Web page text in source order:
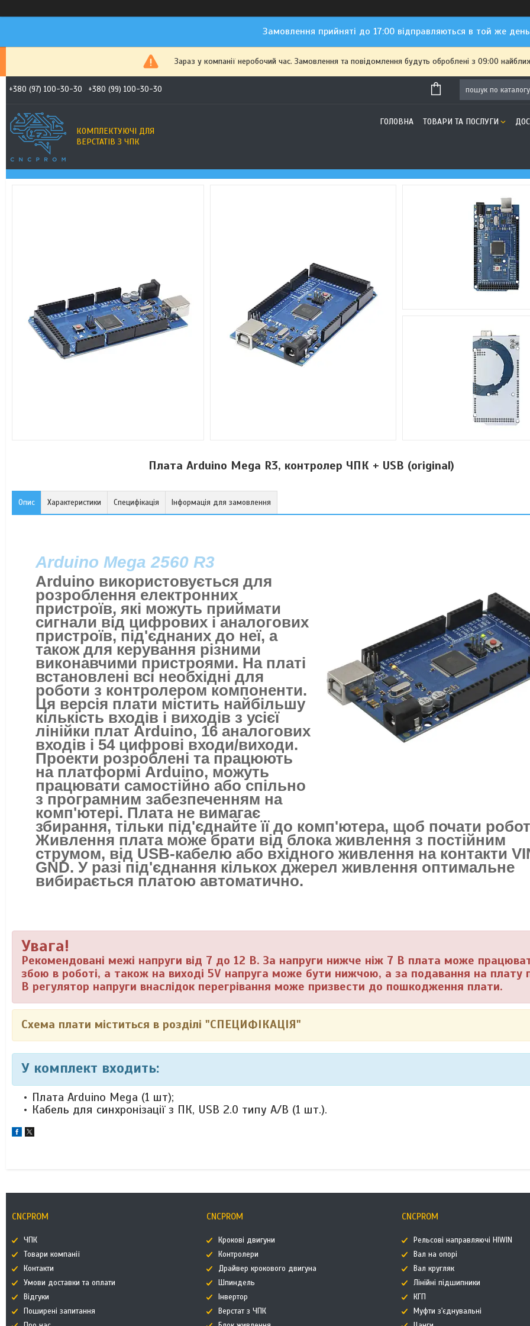
Замовлення прийняті до 17:00 відправляються в той же
Зараз у компанії неробочий час. Замовлення та повідомлення будуть оброблені з 09:00
+380 (97) 100-30-30 +380 (99) 100-30-30
КОМПЛЕКТУЮЧІ ДЛЯ
ВЕРСТАТІВ З ЧПК
ГОЛОВНА ТОВАРИ ТА ПОСЛУГИ
Плата Arduino Mega R3, контролер ЧПК + USB (original)
Опис Характеристики Специфікація Інформація для замовлення
Arduino Mega 2560 R3
Arduino використовується для
розроблення електронних
пристроїв, які можуть приймати
сигнали від цифрових і аналогових
пристроїв, під'єднаних до неї, а
також для керування різними
виконавчими пристроями. На платі
встановлені всі необхідні для
роботи з контролером компоненти.
Ця версія плати містить найбільшу
кількість входів і виходів з усієї
лінійки плат Arduinо, 16 аналогових
входів і 54 цифрові входи/виходи.
Проекти розроблені та працюють
на платформі Arduino, можуть
працювати самостійно або спільно
з програмним забезпеченням на
комп'ютері. Плата не вимагає
збирання, тільки під'єднайте її до комп'ютера, щоб почати
Живлення плата може брати від блока живлення з постійним
струмом, від USB-кабелю або вхідного живлення на контакти
GND. У разі під'єднання кількох джерел живлення оптимальне
вибирається платою автоматично.
Увага!
Рекомендовані межі напруги від 7 до 12 В. За напруги нижче ніж 7 В плата може
збою в роботі, а також на виході 5V напруга може бути нижчою, а за подавання на плату
В регулятор напруги внаслідок перегрівання може призвести до пошкодження плати.
Схема плати міститься в розділі "СПЕЦИФІКАЦІЯ"
У комплект входить:
Плата Arduino Mega (1 шт);
Кабель для синхронізації з ПК, USB 2.0 типу A/B (1 шт.).
CNCPROM
ЧПК
Товари компанії
Контакти
Умови доставки та оплати
Відгуки
Поширені запитання
CNCPROM
Крокові двигуни
Контролери
Драйвер крокового двигуна
Шпиндель
Інвертор
Верстат з ЧПК
CNCPROM
Рельсові направляючі HIWIN
Вал на опорі
Вал кругляк
Лінійні підшипники
КГП
Муфти з'єднувальні